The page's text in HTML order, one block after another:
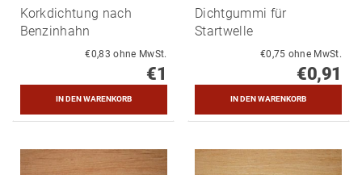
Korkdichtung nach
Benzinhahn
€0,83 ohne MwSt.
€1
Dichtgummi für
Startwelle
€0,75 ohne MwSt.
€0,91